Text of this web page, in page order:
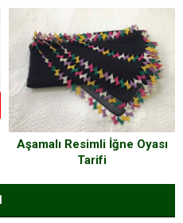
Aşamalı Resimli İğne Oyası
Tarifi